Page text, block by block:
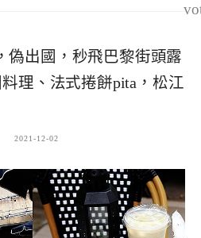
偽出國，秒飛巴黎街頭露
理、法式捲餅pita，松江
2021-12-02